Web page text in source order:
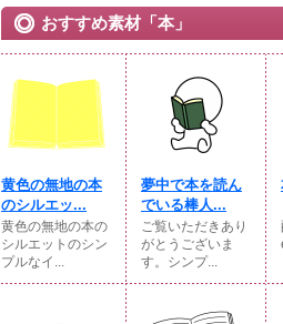
おすすめ素材「本」
黄色の無地の本
のシルエッ...
黄色の無地の本の
シルエットのシン
プルなイ...
夢中で本を読ん
でいる棒人...
ご覧いただきあり
がとうございま
す。シンプ...